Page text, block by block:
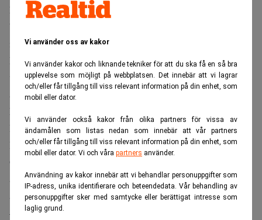
Vi använder oss av kakor
Vi använder kakor och liknande tekniker för att du ska få en så bra
upplevelse som möjligt på webbplatsen. Det innebär att vi lagrar
och/eller får tillgång till viss relevant information på din enhet, som
mobil eller dator.
Vi använder också kakor från olika partners för vissa av
ändamålen som listas nedan som innebär att vår partners
och/eller får tillgång till viss relevant information på din enhet, som
mobil eller dator. Vi och våra partners använder.
Användning av kakor innebär att vi behandlar personuppgifter som
IP-adress, unika identifierare och beteendedata. Vår behandling av
personuppgifter sker med samtycke eller berättigat intresse som
laglig grund.
hittar polisen bland annat en rad dokument på olika
beslagtagna datorer och USB-minnen. Dokumenten – som
i många fall har raderats men som har återskapats av
EBM:s utredare – visar enligt åklagarna bland annat hur
vinsterna från de olagliga affärerna har fördelats mellan de
åtalade. Olika bolag och personer tros ha försetts med
kodnamn som Kid (Gambro), White (Electrolux) och Mr
Bling (Ossian Hellers).
I Andreas Hoffmans dator hittas även en text där någon –
Ossian Hellers, hävdar åklagarna – ingående redogör för
amerikanska Nasdaqs försök att köpa Stockholmsbörsens
ägare OMX.
– Det visar att Ossian Hellers läcker information till